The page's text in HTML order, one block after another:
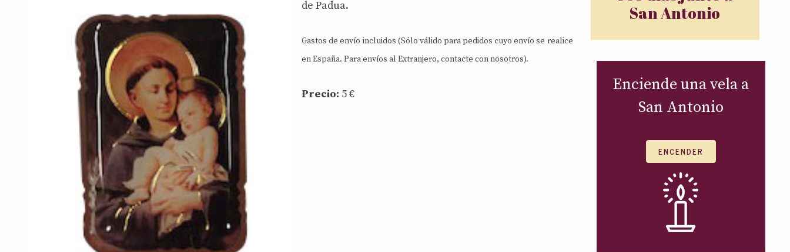
de Padua.
Gastos de envío incluidos (Sólo válido para pedidos cuyo envío se realice
en España. Para envíos al Extranjero, contacte con nosotros).
Precio: 5€
San Antonio
Enciende una vela a
San Antonio
ENCENDER